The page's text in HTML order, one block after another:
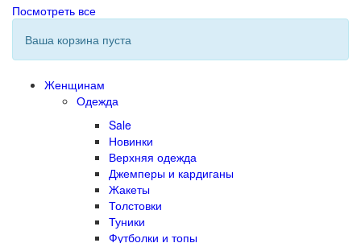
Посмотреть все
Ваша корзина пуста
Женщинам
Одежда
Sale
Новинки
Верхняя одежда
Джемперы и кардиганы
Жакеты
Толстовки
Туники
Футболки и топы